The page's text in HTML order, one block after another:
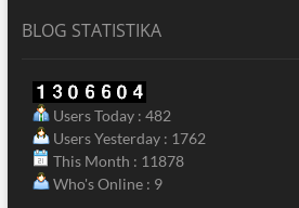
BLOG STATISTIKA
Users Today : 482
Users Yesterday : 1762
This Month : 11878
Who's Online : 9